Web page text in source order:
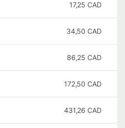
17,25 CAD
34,50 CAD
86,25 CAD
172,50 CAD
431,26 CAD